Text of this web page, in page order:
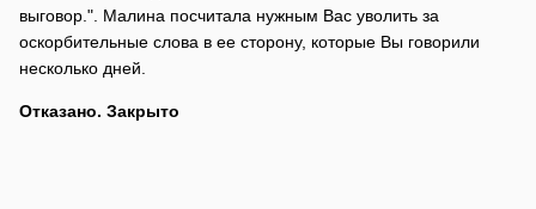
выговор.". Малина посчитала нужным Вас уволить за
оскорбительные слова в ее сторону, которые Вы говорили
несколько дней.
Отказано. Закрыто